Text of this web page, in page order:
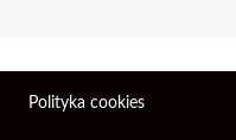
Wszelkie prawa zastrzeżone
Polityka cookies